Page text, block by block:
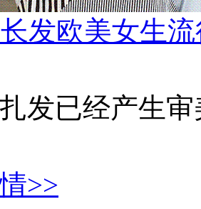
发欧美女生
发已经产生
>>